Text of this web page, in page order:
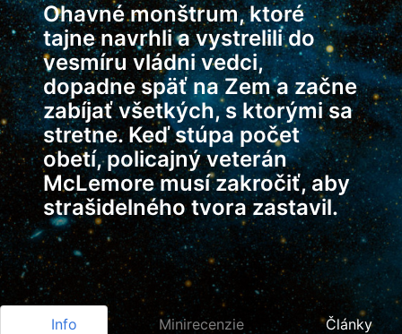
Ohavné monštrum, ktoré
tajne navrhli a vystrelili do
vesmíru vládni vedci,
dopadne späť na Zem a začne
zabíjať všetkých, s ktorými sa
stretne. Keď stúpa počet
obetí, policajný veterán
McLemore musí zakročiť, aby
strašidelného tvora zastavil.
Info Minirecenzie Články